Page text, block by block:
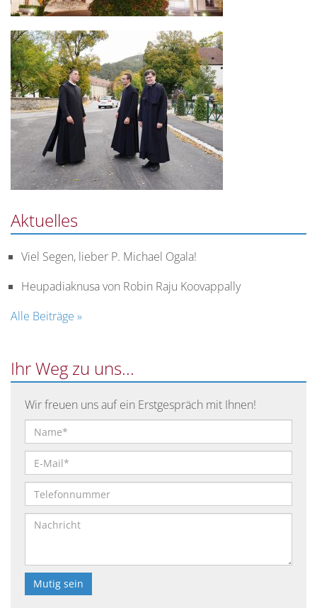
Aktuelles
Viel Segen, lieber P. Michael Ogala!
Heupadiaknusa von Robin Raju Koovappally
Alle Beiträge »
Ihr Weg zu uns...
Wir freuen uns auf ein Erstgespräch mit Ihnen!